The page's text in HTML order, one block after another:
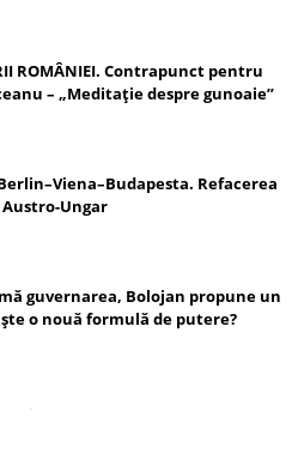
ROMÂNIEI. Contrapunct pentru
– „Meditație despre gunoaie”
Refacerea
Ungar
guvernarea, Bolojan propune un
o nouă formulă de putere?